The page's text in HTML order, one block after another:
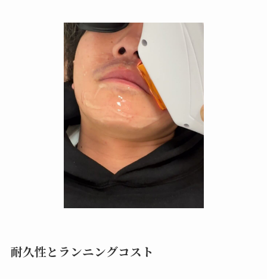
耐久性とランニングコスト